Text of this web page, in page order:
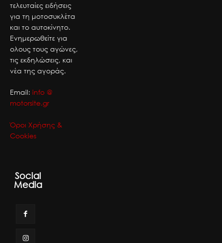
τελευταίες ειδήσεις
για τη μοτοσυκλέτα
και το αυτοκίνητο.
Ενημερωθείτε για
ολους τους αγώνες,
τις εκδηλώσεις, και
νέα της αγοράς.
Email: info @
motorsite.gr
Όροι Χρήσης &
Cookies
Social
Media